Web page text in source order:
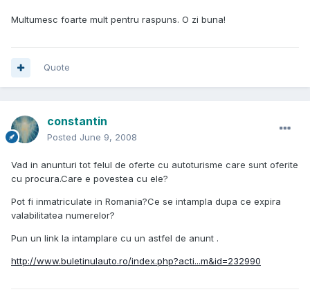
Multumesc foarte mult pentru raspuns. O zi buna!
Quote
constantin
Posted June 9, 2008
Vad in anunturi tot felul de oferte cu autoturisme care sunt oferite
cu procura.Care e povestea cu ele?
Pot fi inmatriculate in Romania?Ce se intampla dupa ce expira
valabilitatea numerelor?
Pun un link la intamplare cu un astfel de anunt .
http://www.buletinulauto.ro/index.php?acti...m&id=232990